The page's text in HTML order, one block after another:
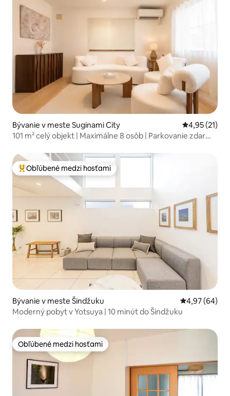
Bývanie v meste Suginami City Priemerné
4,95 (21)
101 m² celý objekt | Maximálne 8 osôb | Parkovanie zdarma
Najobľúbenejšie medzi hosťami
Obľúbené medzi hosťami
Bývanie v meste Šindžuku Priemerné
4,97 (64)
Moderný pobyt v Yotsuya | 10 minút do Šindžuku
Obľúbené medzi hosťami
Obľúbené medzi hosťami